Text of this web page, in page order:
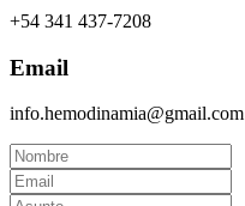
+54 341 437-7208
Email
info.hemodinamia@gmail.com